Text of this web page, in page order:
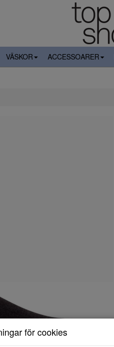
VÄSKOR ACCESSOARER
för cookies